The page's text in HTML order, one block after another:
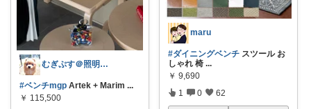
むぎぷす＠照明とインテリアと北欧食器
#ベンチmgp Artek + Marim ...
￥ 115,500
maru
#ダイニングベンチ スツール お
しゃれ 椅 ...
￥ 9,690
1 0 62